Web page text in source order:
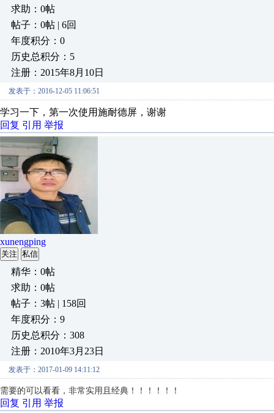
求助：0帖
帖子：0帖 | 6回
年度积分：0
历史总积分：5
注册：2015年8月10日
发表于：2016-12-05 11:06:51
学习一下，第一次使用施耐德屏，谢谢
回复 引用 举报
xunengping
关注 私信
精华：0帖
求助：0帖
帖子：3帖 | 158回
年度积分：9
历史总积分：308
注册：2010年3月23日
发表于：2017-01-09 14:11:12
需要的可以看看，非常实用且经典！！！！！！
回复 引用 举报